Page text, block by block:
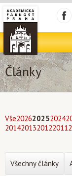
Články
Vše202620252024
2014201320122011
Všechny články